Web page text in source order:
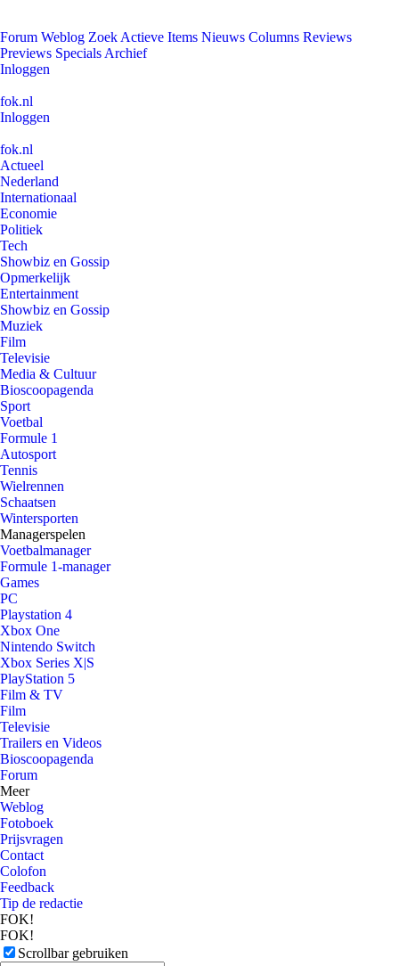
Forum Weblog Zoek Actieve Items Nieuws Columns Reviews
Previews Specials Archief
Inloggen
fok.nl
Inloggen
fok.nl
Actueel
Nederland
Internationaal
Economie
Politiek
Tech
Showbiz en Gossip
Opmerkelijk
Entertainment
Showbiz en Gossip
Muziek
Film
Televisie
Media & Cultuur
Bioscoopagenda
Sport
Voetbal
Formule 1
Autosport
Tennis
Wielrennen
Schaatsen
Wintersporten
Managerspelen
Voetbalmanager
Formule 1-manager
Games
PC
Playstation 4
Xbox One
Nintendo Switch
Xbox Series X|S
PlayStation 5
Film & TV
Film
Televisie
Trailers en Videos
Bioscoopagenda
Forum
Meer
Weblog
Fotoboek
Prijsvragen
Contact
Colofon
Feedback
Tip de redactie
FOK!
FOK!
Scrollbar gebruiken